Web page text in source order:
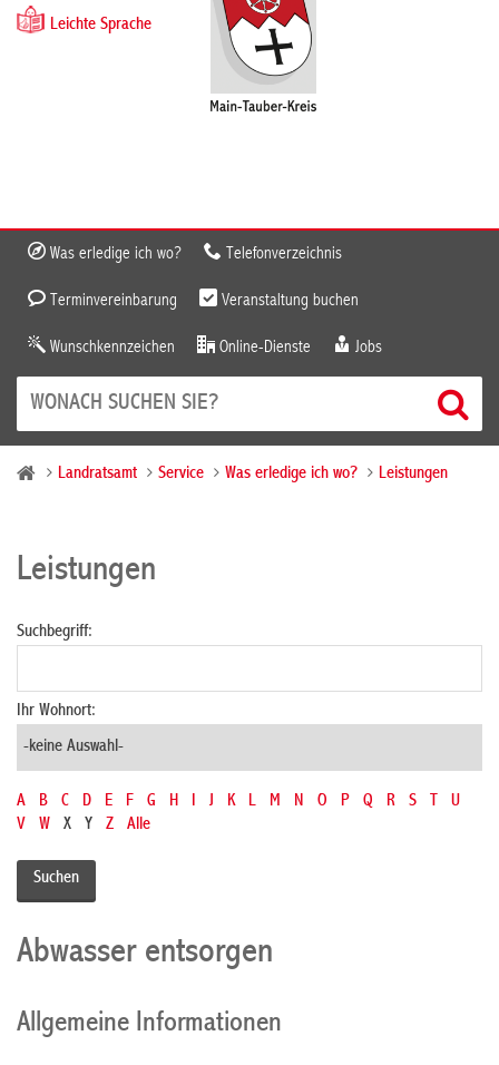
Leichte Sprache
Was erledige ich wo? Telefonverzeichnis
Terminvereinbarung Veranstaltung buchen
Wunschkennzeichen Online-Dienste Jobs
Landratsamt Service Was erledige ich wo? Leistungen
Leistungen
Suchbegriff:
Ihr Wohnort:
A B C D E F G H I J K L M N O P Q R S T
U
V
W X Y Z Alle
Abwasser entsorgen
Allgemeine Informationen